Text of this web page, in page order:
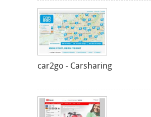
car2go - Carsharing